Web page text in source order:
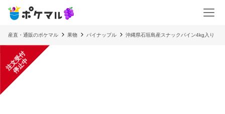
産直・通販のポケマル 果物 パイナップル 沖縄県石垣島産スナックパイン4kg入り
注
文
受
付
停
止
中